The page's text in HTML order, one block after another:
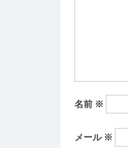
名前 ※
メール ※